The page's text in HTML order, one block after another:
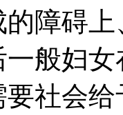
障碍
一般妇
社会